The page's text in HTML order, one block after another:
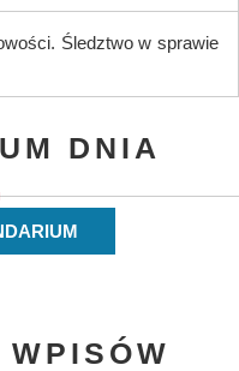
Śledztwo w sprawie
DNIA